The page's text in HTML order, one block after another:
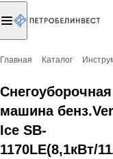
Главная Каталог
Снегоуборочная
машина
Ice SB-
1170LE(8,1кВт/